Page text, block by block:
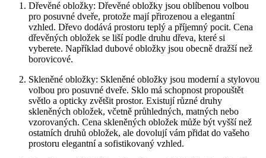
Dřevěné obložky: Dřevěné obložky jsou oblíbenou volbou
pro posuvné dveře, protože mají přirozenou a elegantní
vzhled. Dřevo dodává prostoru teplý a příjemný pocit. Cena
dřevěných obložek se liší podle druhu dřeva, které si
vyberete. Například dubové obložky jsou obecně dražší než
borovicové.
Skleněné obložky: Skleněné obložky jsou moderní a stylovou
volbou pro posuvné dveře. Sklo má schopnost propouštět
světlo a opticky zvětšit prostor. Existují různé druhy
skleněných obložek, včetně průhledných, matných nebo
vzorovaných. Cena skleněných obložek může být vyšší než
ostatních druhů obložek, ale dovolují vám přidat do vašeho
prostoru elegantní a sofistikovaný vzhled.